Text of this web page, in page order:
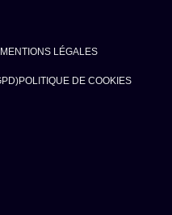
MENTIONS LÉGALES
POLITIQUE DE COOKIES